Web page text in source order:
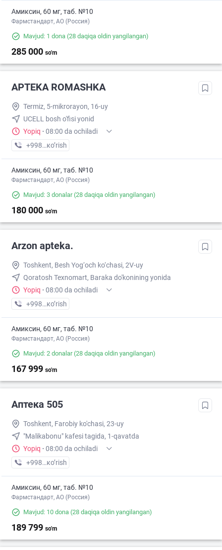
Амиксин, 60 мг, таб. №10
Фармстандарт, АО (Россия)
Mavjud: 1 dona (28 daqiqa oldin yangilangan)
285 000 so'm
APTEKA ROMASHKA
Termiz, 5-mikrorayon, 16-uy
UCELL bosh o'fisi yonid
Yopiq · 08:00 da ochiladi
+998 (50) XXX-XX-XX
кo’rish
Амиксин, 60 мг, таб. №10
Фармстандарт, АО (Россия)
Mavjud: 3 donalar(28 daqiqa oldin yangilangan)
180 000 so'm
Arzon apteka.
Toshkent, Besh Yog‘och ko‘chasi, 2V-uy
Qoratosh Texnomart, Baraka do'konining yonida
Yopiq · 08:00 da ochiladi
+998 (93) XXX-XX-XX
кo’rish
Амиксин, 60 мг, таб. №10
Фармстандарт, АО (Россия)
Mavjud: 2 donalar(28 daqiqa oldin yangilangan)
167 999 so'm
Аптека 505
Toshkent, Farobiy ko'chasi, 23-uy
"Malikabonu" kafesi tagida, 1-qavatda
Yopiq · 08:00 da ochiladi
+998 (91) XXX-XX-XX
кo’rish
Амиксин, 60 мг, таб. №10
Фармстандарт, АО (Россия)
Mavjud: 10 dona (28 daqiqa oldin yangilangan)
189 799 so'm